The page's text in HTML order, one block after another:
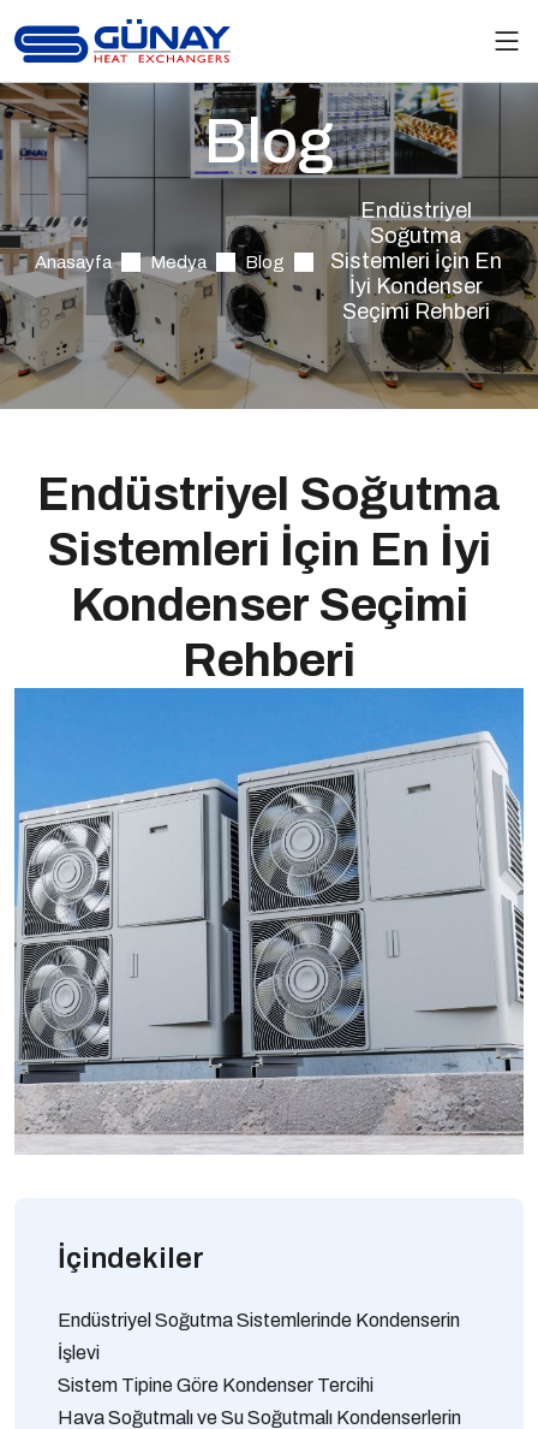
Blog
Anasayfa Medya Blog
Endüstriyel
Soğutma
Sistemleri İçin En
İyi Kondenser
Seçimi Rehberi
Endüstriyel Soğutma
Sistemleri İçin En İyi
Kondenser Seçimi
Rehberi
İçindekiler
Endüstriyel Soğutma Sistemlerinde Kondenserin
İşlevi
Sistem Tipine Göre Kondenser Tercihi
Hava Soğutmalı ve Su Soğutmalı Kondenserlerin